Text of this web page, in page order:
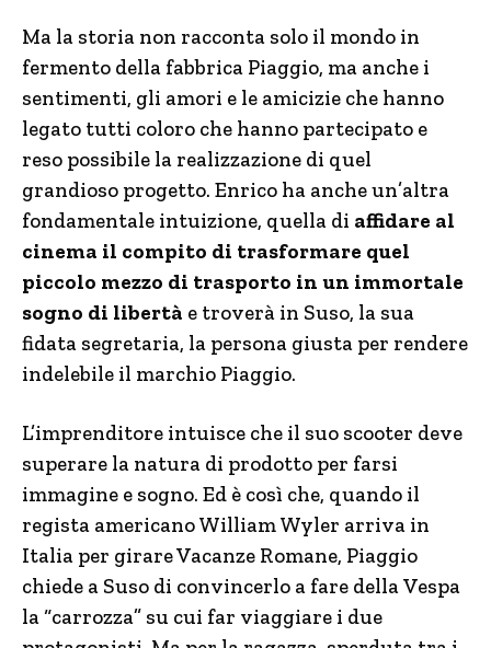
Ma la storia non racconta solo il mondo in
fermento della fabbrica Piaggio, ma anche i
sentimenti, gli amori e le amicizie che hanno
legato tutti coloro che hanno partecipato e
reso possibile la realizzazione di quel
grandioso progetto. Enrico ha anche un’altra
fondamentale intuizione, quella di affidare al
cinema il compito di trasformare quel
piccolo mezzo di trasporto in un immortale
sogno di libertà e troverà in Suso, la sua
fidata segretaria, la persona giusta per rendere
indelebile il marchio Piaggio.
L’imprenditore intuisce che il suo scooter deve
superare la natura di prodotto per farsi
immagine e sogno. Ed è così che, quando il
regista americano William Wyler arriva in
Italia per girare Vacanze Romane, Piaggio
chiede a Suso di convincerlo a fare della Vespa
la “carrozza” su cui far viaggiare i due